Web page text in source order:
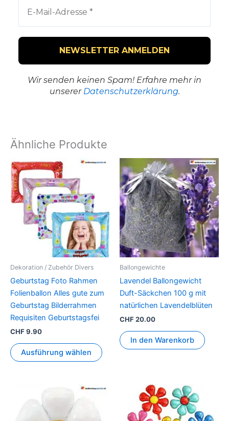
Wir senden keinen Spam! Erfahre mehr in
unserer Datenschutzerklärung.
Ähnliche Produkte
Dekoration / Zubehör Divers
Geburtstag Foto Rahmen
Folienballon Alles gute zum
Geburtstag Bilderrahmen
Requisiten Geburtstagsfei
CHF9.90
Ausführung wählen
Dieses
Produkt
weist
mehrere
Varianten
auf.
Die
Optionen
Produktseite
gewählt
werden
Ballongewichte
Lavendel Ballongewicht
Duft-Säckchen 100 g mit
natürlichen Lavendelblüten
CHF20.00
In den Warenkorb
weist